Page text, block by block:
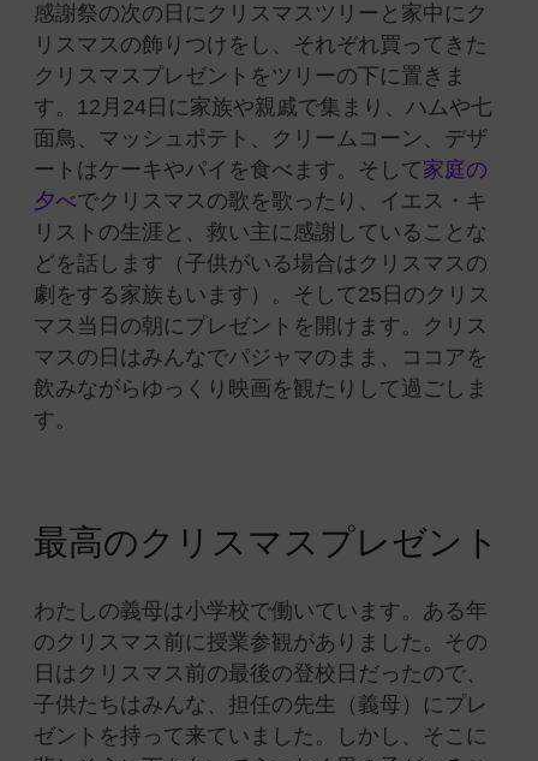
感謝祭の次の日にクリスマスツリーと家中にク
リスマスの飾りつけをし、それぞれ買ってきた
クリスマスプレゼントをツリーの下に置きま
す。12月24日に家族や親戚で集まり、ハムや七
面鳥、マッシュポテト、クリームコーン、デザ
ートはケーキやパイを食べます。そして家庭の
夕べでクリスマスの歌を歌ったり、イエス・キ
リストの生涯と、救い主に感謝していることな
どを話します（子供がいる場合はクリスマスの
劇をする家族もいます）。そして25日のクリス
マス当日の朝にプレゼントを開けます。クリス
マスの日はみんなでパジャマのまま、ココアを
飲みながらゆっくり映画を観たりして過ごしま
す。
最高のクリスマスプレゼント
わたしの義母は小学校で働いています。ある年
のクリスマス前に授業参観がありました。その
日はクリスマス前の最後の登校日だったので、
子供たちはみんな、担任の先生（義母）にプレ
ゼントを持って来ていました。しかし、そこに